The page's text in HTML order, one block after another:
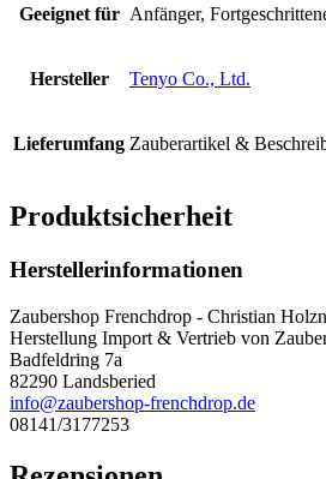
Geeignet für Anfänger,
Hersteller Tenyo Co., Ltd.
Lieferumfang Zauberartikel &
Produktsicherheit
Herstellerinformationen
Zaubershop Frenchdrop - Christian
Herstellung Import & Vertrieb von
Badfeldring 7a
82290 Landsberied
info@zaubershop-frenchdrop.de
08141/3177253